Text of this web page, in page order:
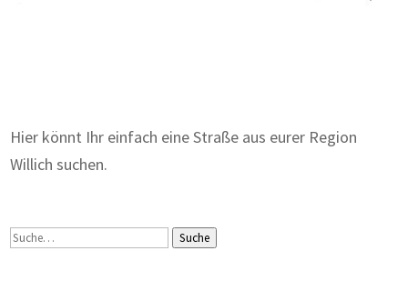
Hier könnt Ihr einfach eine Straße aus eurer Region
Willich suchen.
Suche Suche